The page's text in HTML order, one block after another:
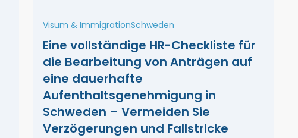
Visum & ImmigrationSchweden
Eine vollständige HR-Checkliste für
die Bearbeitung von Anträgen auf
eine dauerhafte
Aufenthaltsgenehmigung in
Schweden – Vermeiden Sie
Verzögerungen und Fallstricke